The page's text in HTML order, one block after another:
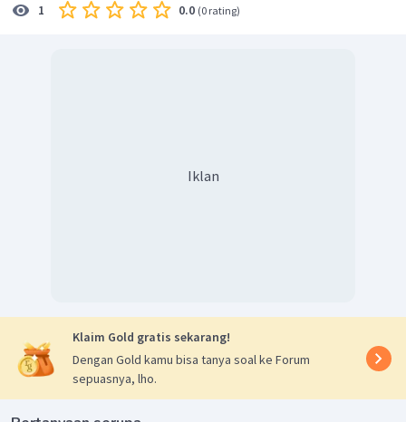
1 0.0 (0 rating)
Iklan
Klaim Gold gratis sekarang!
Dengan Gold kamu bisa tanya soal ke Forum
sepuasnya, lho.